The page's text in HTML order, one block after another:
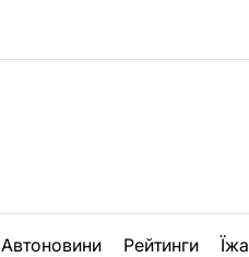
Автоновини Рейтинги Їжа